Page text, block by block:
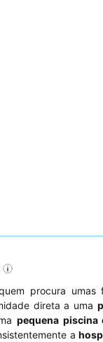
procura umas
direta a uma
pequena piscina
a